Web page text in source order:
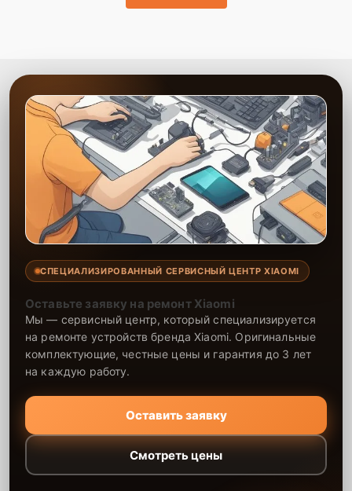
до 2-3 лет. Наши специалисты проводят ремонт эффективно и
СПЕЦИАЛИЗИРОВАННЫЙ СЕРВИСНЫЙ ЦЕНТР XIAOMI
Оставьте заявку на ремонт Xiaomi
Мы — сервисный центр, который специализируется
на ремонте устройств бренда Xiaomi. Оригинальные
комплектующие, честные цены и гарантия до 3 лет
на каждую работу.
Оставить заявку
Смотреть цены